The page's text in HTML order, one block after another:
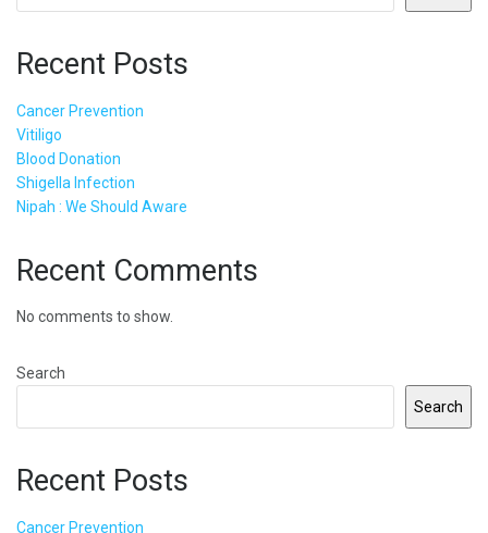
Recent Posts
Cancer Prevention
Vitiligo
Blood Donation
Shigella Infection
Nipah : We Should Aware
Recent Comments
No comments to show.
Search
Search
Recent Posts
Cancer Prevention